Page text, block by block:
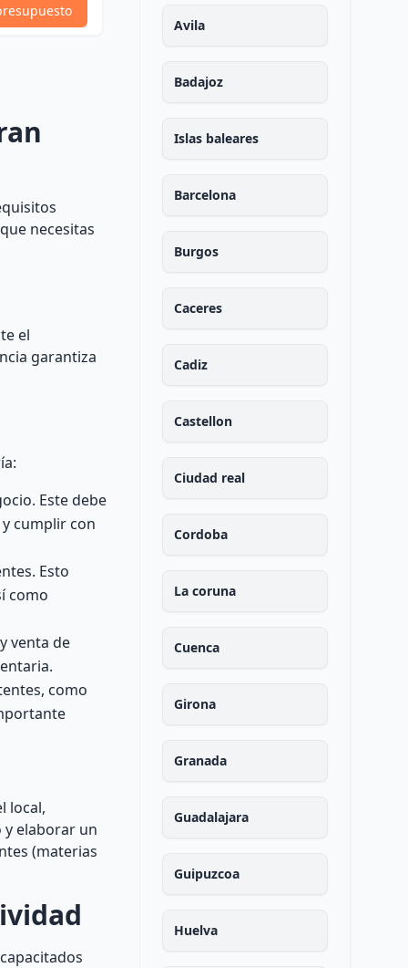
necesitas
el
garantiza
Este debe
cumplir con
Esto
como
venta de
como
local,
y elaborar un
(materias
Avila
Badajoz
Islas baleares
Barcelona
Burgos
Caceres
Cadiz
Castellon
Ciudad real
Cordoba
La coruna
Cuenca
Girona
Granada
Guadalajara
Guipuzcoa
Huelva